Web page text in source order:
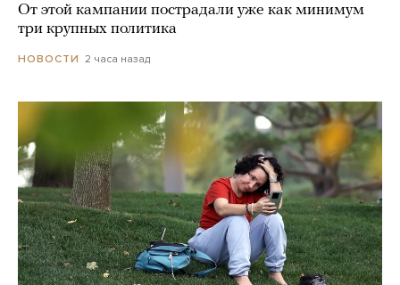
От этой кампании пострадали уже как минимум
три крупных политика
НОВОСТИ 2 часа назад